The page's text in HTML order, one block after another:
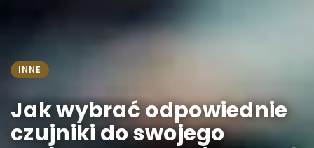
INNE
Jak wybrać odpowiednie
czujniki do swojego